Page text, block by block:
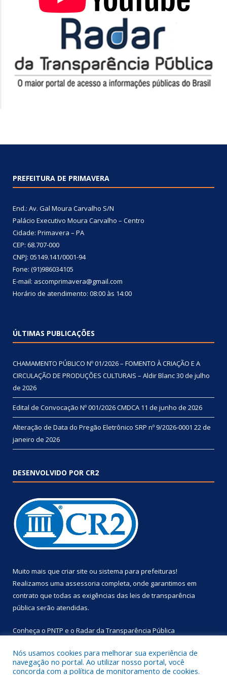
PREFEITURA DE PRIMAVERA
End.: Av. Gal Moura Carvalho S/N
Palácio Executivo Moura Carvalho – Centro
Cidade: Primavera – PA
CEP: 68.707-000
CNPJ: 05149.141/0001-94
Fone: (91)986034105
E-mail: ascomprimavera@gmail.com
Horário de atendimento: 08:00 às 14:00
ÚLTIMAS PUBLICAÇÕES
CHAMAMENTO PÚBLICO Nº 01/2026 – FOMENTO À CRIAÇÃO E A
CIRCULAÇÃO DE PRODUÇÕES CULTURAIS – Aldir Blanc30 de julho
de 2026
Edital de Convocação Nº 001/2026 CMDCA 11 de junho de 2026
Alteração de Data do Pregão Eletrônico SRP nº 9/2026-0001 22 de
janeiro de 2026
DESENVOLVIDO POR CR2
Muito mais que criar site ou sistema para prefeituras!
Realizamos uma assessoria completa, onde garantimos em
contrato que todas as exigências das leis de transparência
pública serão atendidas.
Conheça o PNTP e o Radar da Transparência Pública
Nós usamos cookies para melhorar sua experiência de
navegação no portal. Ao utilizar nosso portal, você
concorda com a política de monitoramento de cookies.